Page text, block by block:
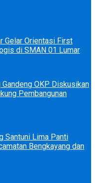
Gelar Orientasi First
di SMAN 01 Lumar
Gandeng OKP Diskusikan
Pembangunan
Santuni Lima Panti
Bengkayang dan